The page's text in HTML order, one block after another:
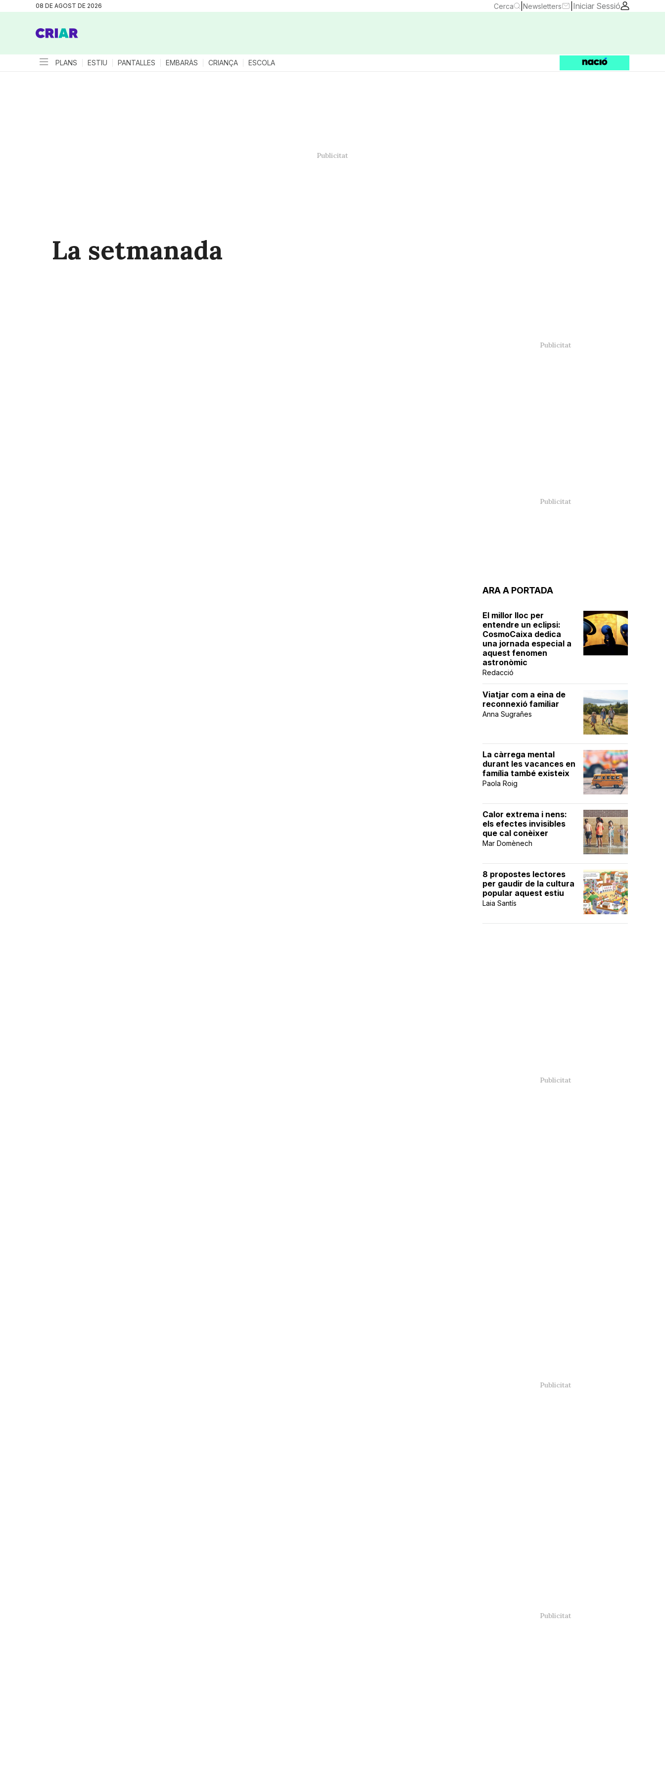
08 DE AGOST DE 2026 Cerca Newsletters Iniciar Sessió
PLANS ESTIU PANTALLES EMBARÀS CRIANÇA ESCOLA
La setmanada
ARA A PORTADA
El millor lloc per
entendre un eclipsi:
CosmoCaixa dedica
una jornada especial a
aquest fenomen
astronòmic
Redacció
Viatjar com a eina de
reconnexió familiar
Anna Sugrañes
La càrrega mental
durant les vacances en
família també existeix
Paola Roig
Calor extrema i nens:
els efectes invisibles
que cal conèixer
Mar Domènech
8 propostes lectores
per gaudir de la cultura
popular aquest estiu
Laia Santís